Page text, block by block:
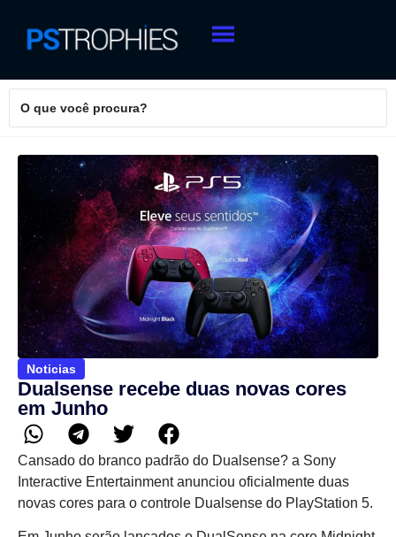
Noticias
Dualsense recebe duas novas cores
em Junho
Cansado do branco padrão do Dualsense? a Sony
Interactive Entertainment anunciou oficialmente duas
novas cores para o controle Dualsense do PlayStation 5.